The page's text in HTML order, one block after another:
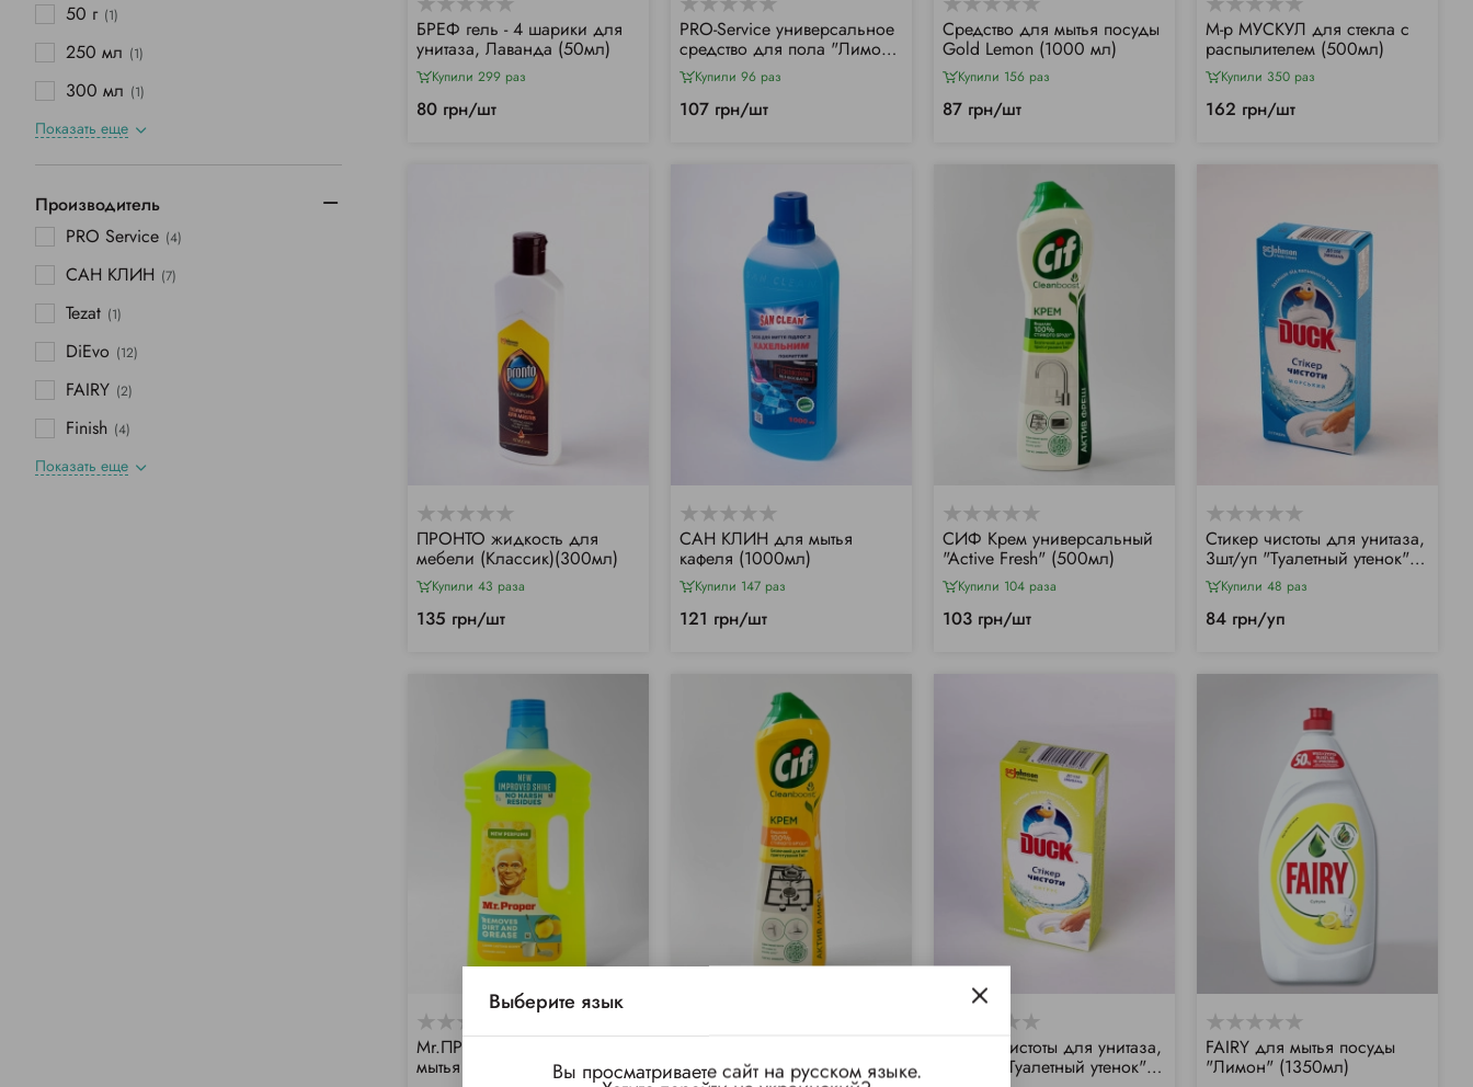
50 г (1)
250 мл (1)
300 мл (1)
Показать еще
Производитель
PRO Service (4)
САН КЛИН (7)
Tezat (1)
DiЕvo (12)
FAIRY (2)
Finish (4)
Показать еще
БРЕФ гель - 4 шарики для
унитаза, Лаванда (50мл)
Купили 299 раз
80 грн/шт
РRO-Service универсальное
средство для пола "Лимон"
(1000мл)
Купили 96 раз
107 грн/шт
Средство для мытья посуды
Gold Lemon (1000 мл)
Купили 156 раз
87 грн/шт
М-р МУСКУЛ для стекла с
распылителем (500мл)
Купили 350 раз
162 грн/шт
ПРОНТО жидкость для
мебели (Классик)(300мл)
Купили 43 раза
135 грн/шт
САН КЛИН для мытья
кафеля (1000мл)
Купили 147 раз
121 грн/шт
СИФ Крем универсальный
"Active Fresh" (500мл)
Купили 104 раза
103 грн/шт
Стикер чистоты для унитаза,
3шт/уп "Туалетный утенок"
(Морской)
Купили 48 раз
84 грн/уп
Mr.ПРОПЕР средство для
мытья пола "Лимон" "Lemon" (500мл)
Стикер чистоты для унитаза,
3шт/уп "Туалетный утенок"
FAIRY для мытья посуды
"Лимон" (1350мл)
Выберите язык
Вы просматриваете сайт на русском языке.